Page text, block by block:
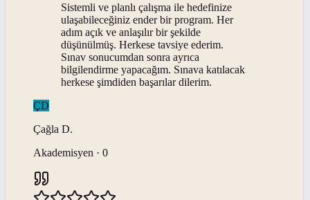
Sistemli ve planlı çalışma ile hedefinize
ulaşabileceğiniz ender bir program. Her
adım açık ve anlaşılır bir şekilde
düşünülmüş. Herkese tavsiye ederim.
Sınav sonucumdan sonra ayrıca
bilgilendirme yapacağım. Sınava katılacak
herkese şimdiden başarılar dilerim.
ÇD
Çağla D.
Akademisyen · 0